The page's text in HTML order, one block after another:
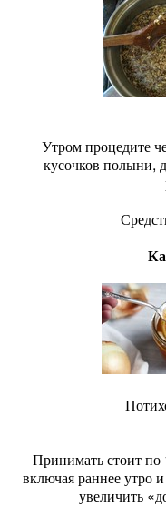
Утром процедите
кусочков полыни,
Принимать стоит по
включая раннее утро
увеличить